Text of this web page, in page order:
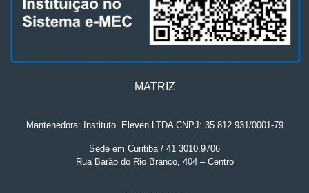
MATRIZ
Mantenedora: Instituto. Eleven LTDA CNPJ: 35.812.931/0001-79
Sede em Curitiba / 41 3010.9706
Rua Barão do Rio Branco, 404 – Centro